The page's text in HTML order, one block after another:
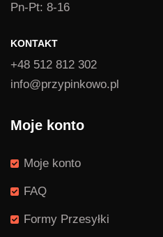
Pn-Pt: 8-16
KONTAKT
+48 512 812 302
info@przypinkowo.pl
Moje konto
Moje konto
FAQ
Formy Przesyłki